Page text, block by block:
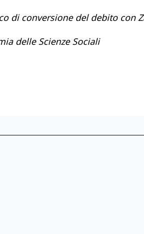
di conversione del debito con
delle Scienze Sociali